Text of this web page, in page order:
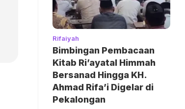
Rifaiyah
Bimbingan Pembacaan
Kitab Ri’ayatal Himmah
Bersanad Hingga KH.
Ahmad Rifa’i Digelar di
Pekalongan